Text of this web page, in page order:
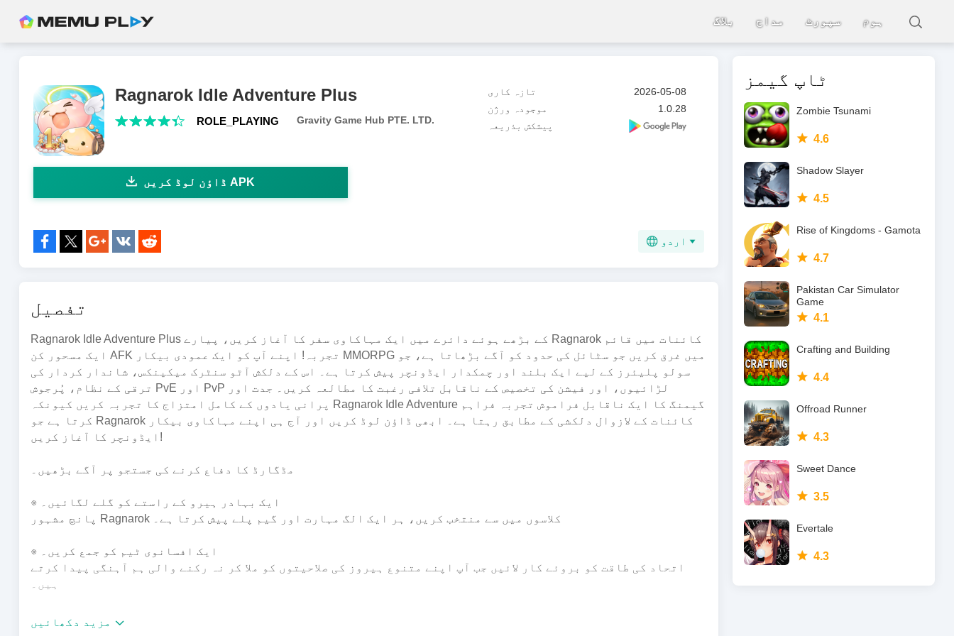
بلاگ مداح سپورٹ ہوم
Ragnarok Idle Adventure Plus
ROLE_PLAYING Gravity Game Hub PTE. LTD.
تازہ کاری
2026-05-08
موجودہ ورژن
1.0.28
پیشکش بذریعہ
ڈاؤن لوڈ کریں APK
اردو
تفصیل
Ragnarok Idle Adventure Plus کے بڑھے ہوئے دائرے میں ایک مہاکاوی سفر کا آغاز کریں، پیارے Ragnarok کائنات میں قائم
ایک مسحور کن AFK تجربہ! اپنے آپ کو ایک عمودی بیکار MMORPG میں غرق کریں جو سٹائل کی حدود کو آگے بڑھاتا ہے، جو
سولو پلیئرز کے لیے ایک بلند اور چمکدار ایڈونچر پیش کرتا ہے۔ اس کے دلکش آٹو سنٹرک میکینکس، شاندار کردار کی
ترقی کے نظام، پُرجوش PvE اور PvP لڑائیوں، اور فیشن کی تخصیص کے ناقابل تلافی رغبت کا مطالعہ کریں۔ جدت اور
پرانی یادوں کے کامل امتزاج کا تجربہ کریں کیونکہ Ragnarok Idle Adventure گیمنگ کا ایک ناقابل فراموش تجربہ فراہم
کرتا ہے جو Ragnarok کائنات کے لازوال دلکشی کے مطابق رہتا ہے۔ ابھی ڈاؤن لوڈ کریں اور آج ہی اپنے مہاکاوی بیکار
ایڈونچر کا آغاز کریں!
مڈگارڈ کا دفاع کرنے کی جستجو پر آگے بڑھیں۔
※ ایک بہادر ہیرو کے راستے کو گلے لگائیں۔
پانچ مشہور Ragnarok کلاسوں میں سے منتخب کریں، ہر ایک الگ مہارت اور گیم پلے پیش کرتا ہے۔
※ ایک افسانوی ٹیم کو جمع کریں۔
اتحاد کی طاقت کو بروئے کار لائیں جب آپ اپنے متنوع ہیروز کی صلاحیتوں کو ملا کر نہ رکنے والی ہم آہنگی پیدا کرتے
ہیں۔
※ چیلنج کرنے والے دشمنوں کو فتح کریں۔
مزید دکھائیں
ٹاپ گیمز
Zombie Tsunami
4.6
Shadow Slayer
4.5
Rise of Kingdoms - Gamota
4.7
Pakistan Car Simulator
Game
4.1
Crafting and Building
4.4
Offroad Runner
4.3
Sweet Dance
3.5
Evertale
4.3